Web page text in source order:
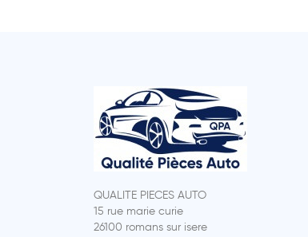
QUALITE PIECES AUTO
15 rue marie curie
26100 romans sur isere